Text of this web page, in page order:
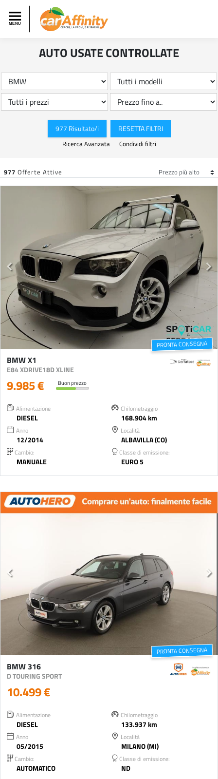
AUTO USATE CONTROLLATE
977 Risultato/i RESETTA FILTRI
Ricerca Avanzata Condividi filtri
977 Offerte Attive
PRONTA CONSEGNA
BMW X1
E84 XDRIVE18D XLINE
9.985 € Buon prezzo
Alimentazione
DIESEL
Chilometraggio
168.904 km
Anno
12/2014
Località
ALBAVILLA (CO)
Cambio:
MANUALE
Classe di emissione:
EURO 5
PRONTA CONSEGNA
BMW 316
D TOURING SPORT
10.499 €
Alimentazione
DIESEL
Chilometraggio
133.937 km
Anno
05/2015
Località
MILANO (MI)
Cambio:
AUTOMATICO
Classe di emissione:
ND